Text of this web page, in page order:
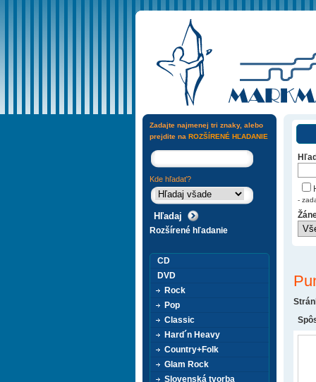
-
Zadajte najmenej tri znaky, alebo
prejdite na ROZŠÍRENÉ HĽADANIE
Kde hľadať?
Rozšírené hľadanie
CD
DVD
Rock
Pop
Classic
Hard´n Heavy
Country+Folk
Glam Rock
Slovenská tvorba